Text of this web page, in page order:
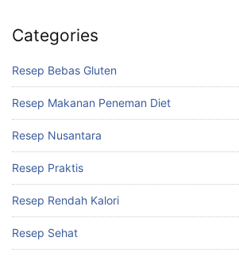
Categories
Resep Bebas Gluten
Resep Makanan Peneman Diet
Resep Nusantara
Resep Praktis
Resep Rendah Kalori
Resep Sehat